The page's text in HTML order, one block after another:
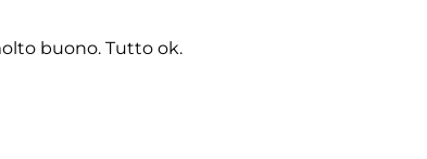
buono. Tutto ok.